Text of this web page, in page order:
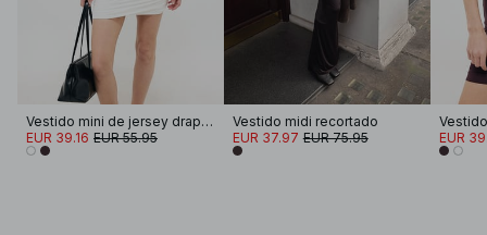
Vestido mini de jersey drapeado
EUR 39.16 EUR 55.95
Vestido midi recortado
EUR 37.97 EUR 75.95 EUR